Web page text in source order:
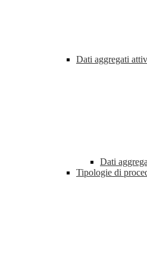
Dati aggregati
Dati
Tipologie di